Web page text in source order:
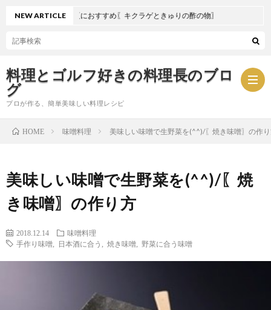
料理とゴルフ好きの料理長のブロ
グ
プロが作る、簡単美味しい料理レシピ
NEW ARTICLE夏におすすめ〖キクラゲときゅりの酢の物〗
HOME 味噌料理 美味しい味噌で生野菜を(^^)/〖焼き味噌〗の
美味しい味噌で生野菜を(^^)/〖焼
き味噌〗の作り方
2018.12.14
味噌料理
手作り味噌
日本酒に合う 焼き味噌 野菜に合う味噌